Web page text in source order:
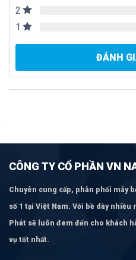
2
1
ĐÁNH
CÔNG TY CỔ PHẦN VN
Chuyên cung cấp, phân phối máy
số 1 tại Việt Nam. Với bề dày
Phát sẽ luôn đem đến cho khách
vụ tốt nhất.